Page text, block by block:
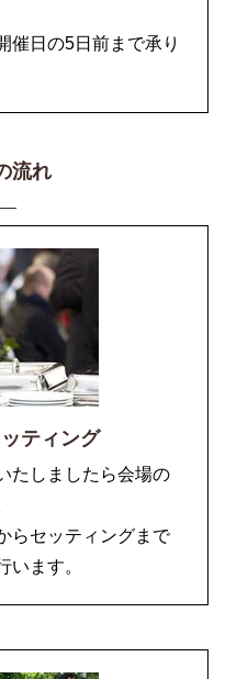
催日の5日前まで承り
流れ
ティング
たしましたら会場の
らセッティングまで
います。